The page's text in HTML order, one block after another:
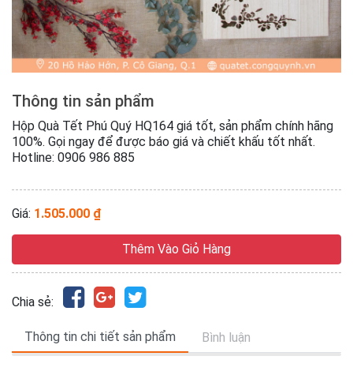
Thông tin sản phẩm
Hộp Quà Tết Phú Quý HQ164 giá tốt, sản phẩm chính hãng
100%. Gọi ngay để được báo giá và chiết khấu tốt nhất.
Hotline: 0906 986 885
Giá: 1.505.000 ₫
Thêm Vào Giỏ Hàng
Chia sẻ:
Thông tin chi tiết sản phẩm Bình luận